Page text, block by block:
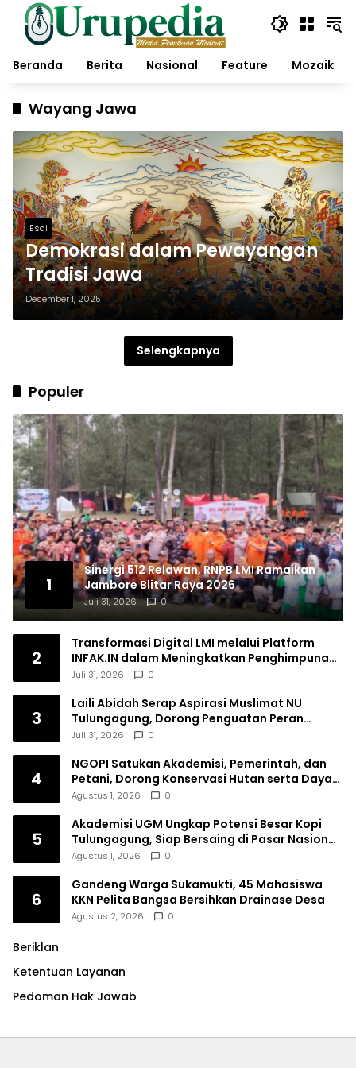
Langsung
konten
Beranda
Berita Nasional Feature Mozaik
Wayang Jawa
Esai
Demokrasi dalam Pewayangan
Tradisi Jawa
Desember 1, 2025
Selengkapnya
Populer
1
Sinergi 512 Relawan, RNPB LMI Ramaikan
Jambore Blitar Raya 2026
Juli 31, 2026 0
2
Transformasi Digital LMI melalui Platform
INFAK.IN dalam Meningkatkan Penghimpunan
Dana Filantropi Islam
Juli 31, 2026 0
3
Laili Abidah Serap Aspirasi Muslimat NU
Tulungagung, Dorong Penguatan Peran
Perempuan
Juli 31, 2026 0
4
NGOPI Satukan Akademisi, Pemerintah, dan
Petani, Dorong Konservasi Hutan serta Daya
Saing Kopi Tulungagung
Agustus 1, 2026 0
5
Akademisi UGM Ungkap Potensi Besar Kopi
Tulungagung, Siap Bersaing di Pasar Nasional
hingga Dunia
Agustus 1, 2026 0
6
Gandeng Warga Sukamukti, 45 Mahasiswa
KKN Pelita Bangsa Bersihkan Drainase Desa
Agustus 2, 2026 0
Beriklan
Ketentuan Layanan
Pedoman Hak Jawab